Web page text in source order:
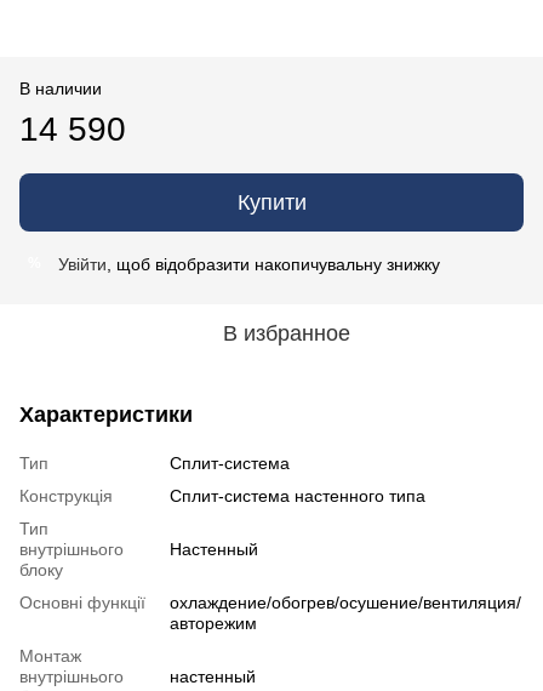
В наличии
14 590
Купити
Увійти , щоб відобразити накопичувальну знижку
В избранное
Характеристики
Тип
Сплит-система
Конструкція
Cплит-система настенного типа
Тип
внутрішнього
блоку
Настенный
Основні функції
охлаждение/обогрев/осушение/вентиляция/
авторежим
Монтаж
внутрішнього
настенный